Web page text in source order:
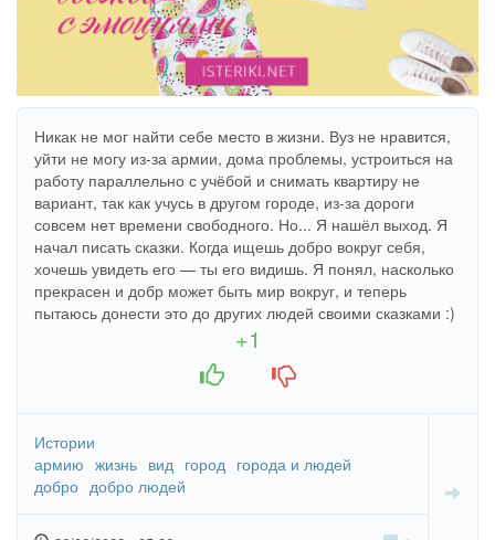
Никак не мог найти себе место в жизни. Вуз не нравится,
уйти не могу из-за армии, дома проблемы, устроиться на
работу параллельно с учёбой и снимать квартиру не
вариант, так как учусь в другом городе, из-за дороги
совсем нет времени свободного. Но... Я нашёл выход. Я
начал писать сказки. Когда ищешь добро вокруг себя,
хочешь увидеть его — ты его видишь. Я понял, насколько
прекрасен и добр может быть мир вокруг, и теперь
пытаюсь донести это до других людей своими сказками :)
+1
Истории
армию жизнь вид город города и людей
добро добро людей